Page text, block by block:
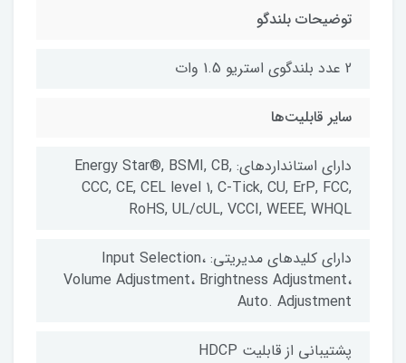
توضیحات بلندگو
2 عدد بلندگوی استریو 1.5 وات
سایر قابلیت‌ها
دارای استانداردهای: Energy Star®, BSMI, CB,
CCC, CE, CEL level 1, C-Tick, CU, ErP, FCC,
RoHS, UL/cUL, VCCI, WEEE, WHQL
دارای کلیدهای مدیریتی: Input Selection،
Volume Adjustment، Brightness Adjustment،
Auto. Adjustment
پشتیبانی از قابلیت HDCP